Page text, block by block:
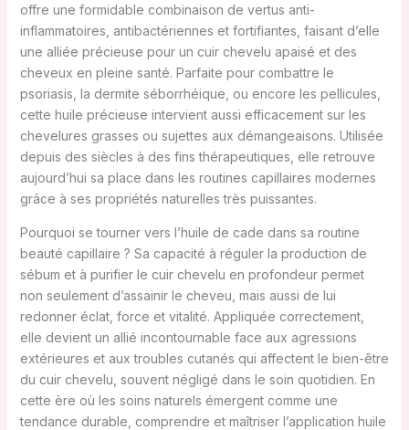
offre une formidable combinaison de vertus anti-
inflammatoires, antibactériennes et fortifiantes, faisant d’elle
une alliée précieuse pour un cuir chevelu apaisé et des
cheveux en pleine santé. Parfaite pour combattre le
psoriasis, la dermite séborrhéique, ou encore les pellicules,
cette huile précieuse intervient aussi efficacement sur les
chevelures grasses ou sujettes aux démangeaisons. Utilisée
depuis des siècles à des fins thérapeutiques, elle retrouve
aujourd’hui sa place dans les routines capillaires modernes
grâce à ses propriétés naturelles très puissantes.
Pourquoi se tourner vers l’huile de cade dans sa routine
beauté capillaire ? Sa capacité à réguler la production de
sébum et à purifier le cuir chevelu en profondeur permet
non seulement d’assainir le cheveu, mais aussi de lui
redonner éclat, force et vitalité. Appliquée correctement,
elle devient un allié incontournable face aux agressions
extérieures et aux troubles cutanés qui affectent le bien-être
du cuir chevelu, souvent négligé dans le soin quotidien. En
cette ère où les soins naturels émergent comme une
tendance durable, comprendre et maîtriser l’application huile